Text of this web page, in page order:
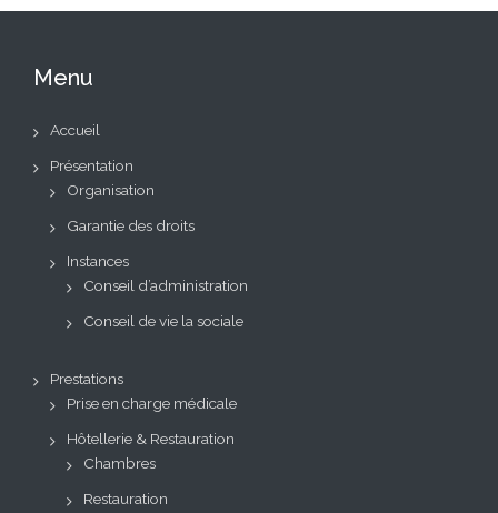
Menu
Accueil
Présentation
Organisation
Garantie des droits
Instances
Conseil d’administration
Conseil de vie la sociale
Prestations
Prise en charge médicale
Hôtellerie & Restauration
Chambres
Restauration